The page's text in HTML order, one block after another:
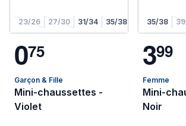
23/26 27/30 31/34 35/38
075
Garçon & Fille
Mini-chaussettes -
Violet
35/38
399
Femme
Mini-
Noir